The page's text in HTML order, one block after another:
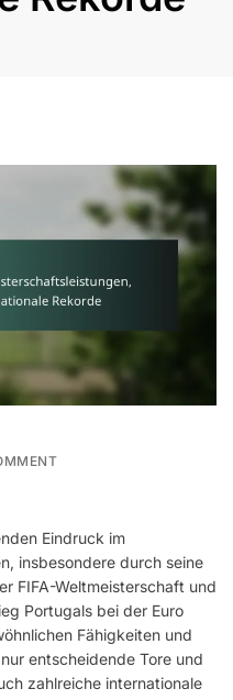
ON
EURO
2016
SIEG,
INTERNATIONALE
REKORDE
Eindruck im
insbesondere durch seine
FIFA-Weltmeisterschaft und
Portugals bei der Euro
Fähigkeiten und
entscheidende Tore und
zahlreiche internationale